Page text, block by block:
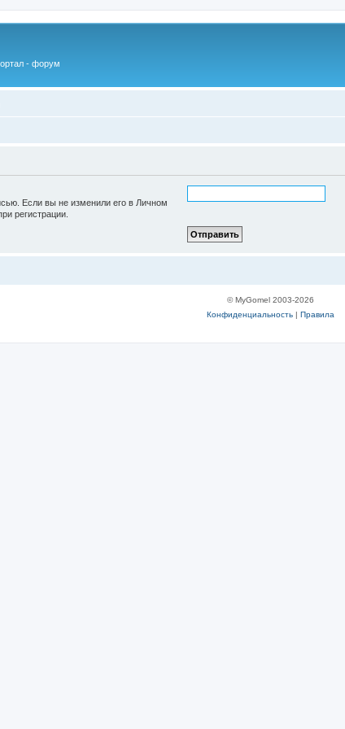
- форум
Если вы не изменили его в Личном
регистрации.
© MyGomel 2003-2026
Конфиденциальность| Правила